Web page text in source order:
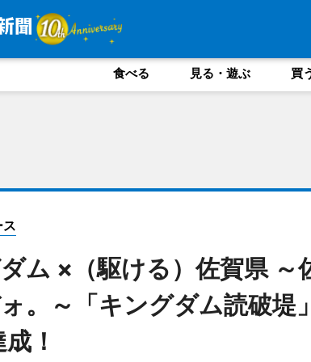
食べる 見る・遊ぶ 買
ム ×（駆ける）佐賀県 ～
。～「キングダム読破堤
！